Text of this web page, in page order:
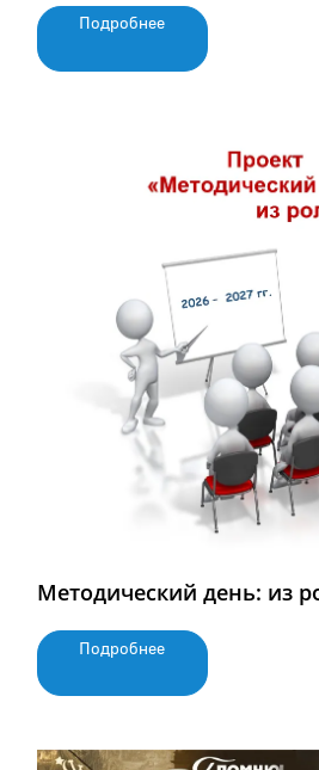
Подробнее
Методический день: из
Подробнее